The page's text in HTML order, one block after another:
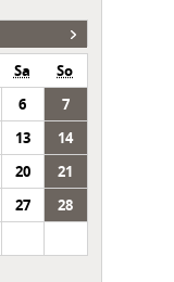
Sa
So
6
7
13
14
20
21
27
28